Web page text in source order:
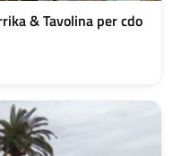
& Tavolina per cdo